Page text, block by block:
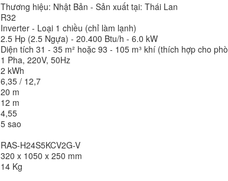
Thương hiệu: Nhật Bản - Sản xuất tại: Thái Lan
R32
Inverter - Loại 1 chiều (chỉ làm lạnh)
2.5 Hp (2.5 Ngựa) - 20.400 Btu/h - 6.0 kW
Diện tích 31 - 35 m² hoặc 93 - 105 m³ khí (thích hợp cho
1 Pha, 220V, 50Hz
2 kWh
6,35 / 12,7
20 m
12 m
4,55
5 sao
RAS-H24S5KCV2G-V
320 x 1050 x 250 mm
14 Kg